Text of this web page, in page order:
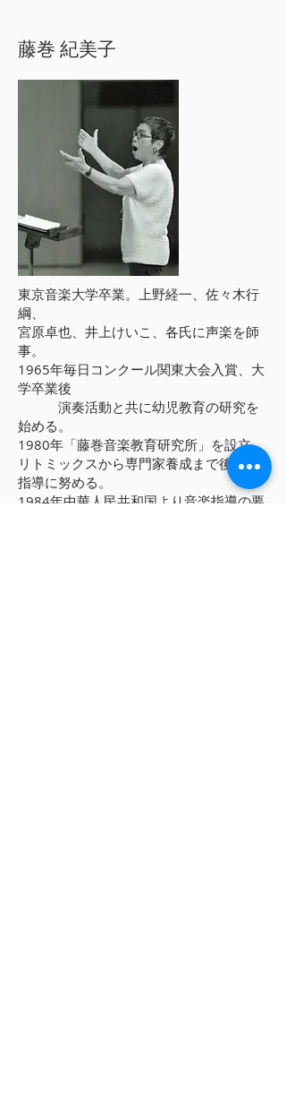
藤巻 紀美子
東京音楽大学卒業。上野経一、佐々木行
綱、
宮原卓也、井上けいこ、各氏に声楽を師
事。
1965年毎日コンクール関東大会入賞、大
学卒業後
演奏活動と共に幼児教育の研究を
始める。
1980年「藤巻音楽教育研究所」を設立。
リトミックスから専門家養成まで後進の
指導に努める。
1984年中華人民共和国より音楽指導の要